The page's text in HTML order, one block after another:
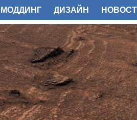
МОДДИНГ ДИЗАЙН